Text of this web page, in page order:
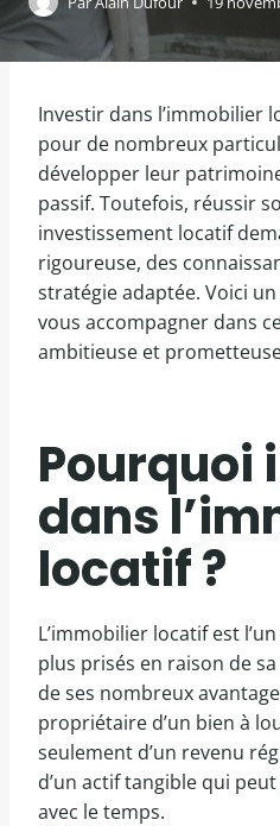
Investir dans l’immobilier
pour de nombreux
développer leur
passif. Toutefois, réussir
investissement locatif
rigoureuse, des
stratégie adaptée. Voici
vous accompagner dans
ambitieuse et
Pourquoi
dans
locatif ?
L’immobilier locatif est
plus prisés en raison de sa
de ses nombreux
propriétaire d’un bien à
seulement d’un revenu
d’un actif tangible qui
avec le temps.